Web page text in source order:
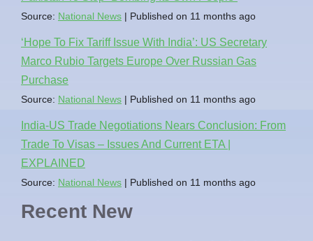
Source: National News Published on 11 months ago
‘Hope To Fix Tariff Issue With India’: US Secretary
Marco Rubio Targets Europe Over Russian Gas
Purchase
Source: National News Published on 11 months ago
India-US Trade Negotiations Nears Conclusion: From
Trade To Visas – Issues And Current ETA |
EXPLAINED
Source: National News Published on 11 months ago
Recent New